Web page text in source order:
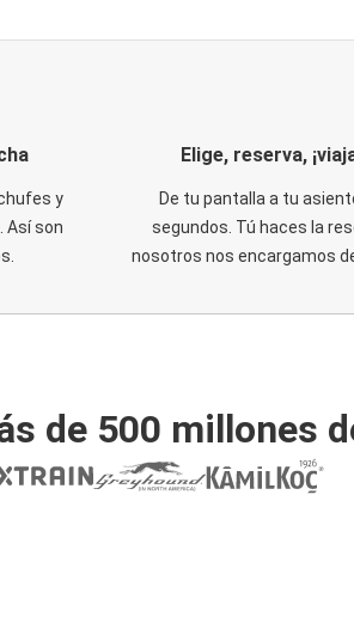
y
Así son
Elige, reserva,
De tu pantalla a tu
segundos. Tú haces la
nosotros nos encargamos
de 500 millones